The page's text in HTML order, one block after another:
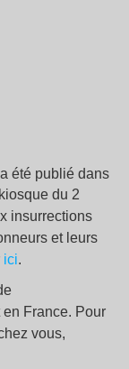
été publié dans
du 2
insurrections
et leurs
ici.
France. Pour
vous,